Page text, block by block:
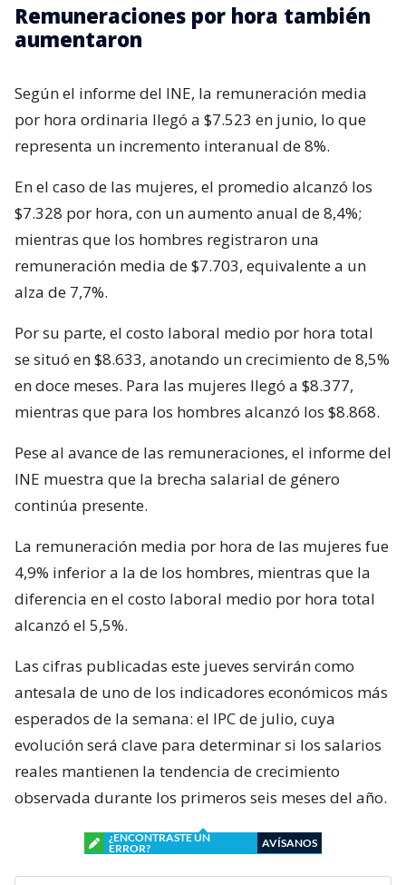
Remuneraciones por hora también
aumentaron
Según el informe del INE, la remuneración media
por hora ordinaria llegó a $7.523 en junio, lo que
representa un incremento interanual de 8%.
En el caso de las mujeres, el promedio alcanzó los
$7.328 por hora, con un aumento anual de 8,4%;
mientras que los hombres registraron una
remuneración media de $7.703, equivalente a un
alza de 7,7%.
Por su parte, el costo laboral medio por hora total
se situó en $8.633, anotando un crecimiento de 8,5%
en doce meses. Para las mujeres llegó a $8.377,
mientras que para los hombres alcanzó los $8.868.
Pese al avance de las remuneraciones, el informe del
INE muestra que la brecha salarial de género
continúa presente.
La remuneración media por hora de las mujeres fue
4,9% inferior a la de los hombres, mientras que la
diferencia en el costo laboral medio por hora total
alcanzó el 5,5%.
Las cifras publicadas este jueves servirán como
antesala de uno de los indicadores económicos más
esperados de la semana: el IPC de julio, cuya
evolución será clave para determinar si los salarios
reales mantienen la tendencia de crecimiento
observada durante los primeros seis meses del año.
¿ENCONTRASTE UN
ERROR?
AVÍSANOS